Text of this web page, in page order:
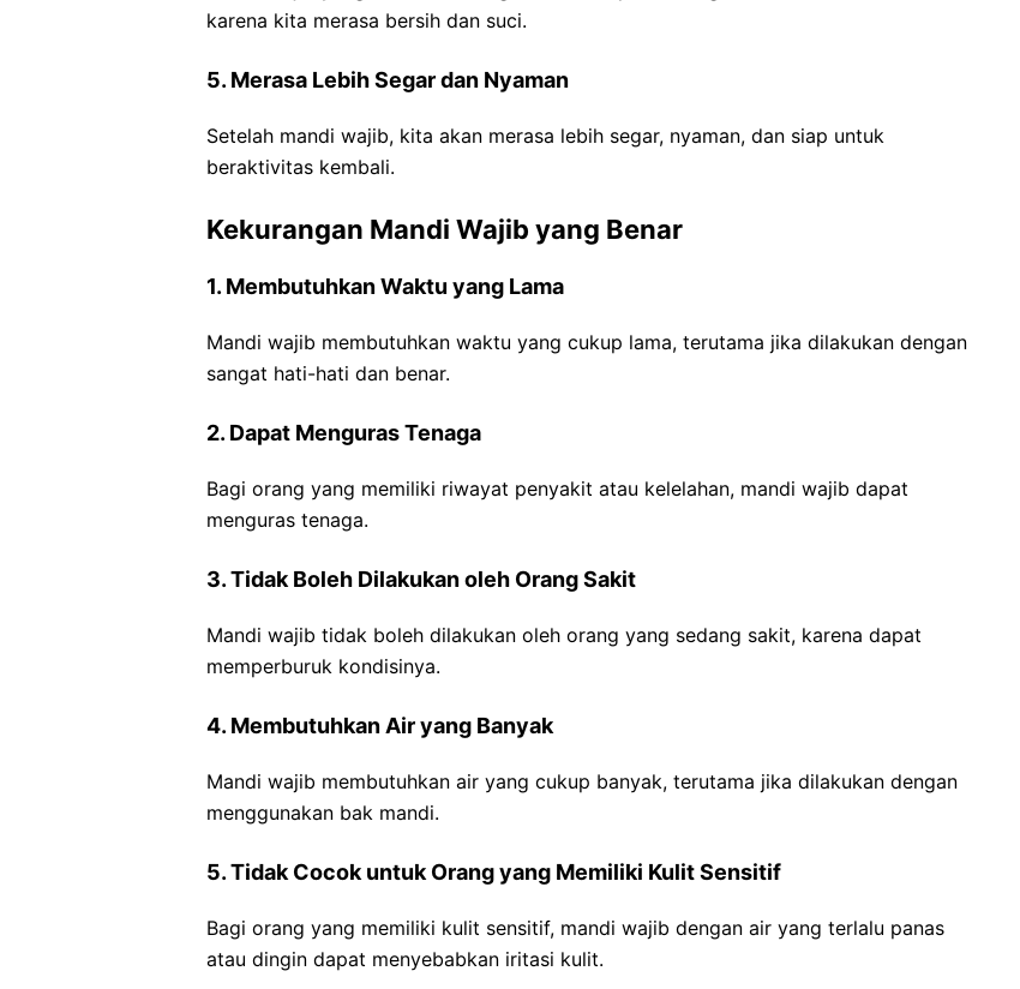
karena kita merasa bersih dan suci.
5. Merasa Lebih Segar dan Nyaman
Setelah mandi wajib, kita akan merasa lebih segar, nyaman, dan siap untuk
beraktivitas kembali.
Kekurangan Mandi Wajib yang Benar
1. Membutuhkan Waktu yang Lama
Mandi wajib membutuhkan waktu yang cukup lama, terutama jika dilakukan dengan
sangat hati-hati dan benar.
2. Dapat Menguras Tenaga
Bagi orang yang memiliki riwayat penyakit atau kelelahan, mandi wajib dapat
menguras tenaga.
3. Tidak Boleh Dilakukan oleh Orang Sakit
Mandi wajib tidak boleh dilakukan oleh orang yang sedang sakit, karena dapat
memperburuk kondisinya.
4. Membutuhkan Air yang Banyak
Mandi wajib membutuhkan air yang cukup banyak, terutama jika dilakukan dengan
menggunakan bak mandi.
5. Tidak Cocok untuk Orang yang Memiliki Kulit Sensitif
Bagi orang yang memiliki kulit sensitif, mandi wajib dengan air yang terlalu panas
atau dingin dapat menyebabkan iritasi kulit.